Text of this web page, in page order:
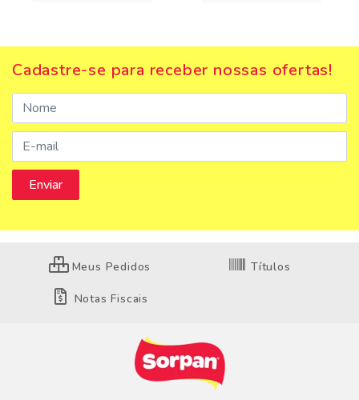
Cadastre-se para receber nossas ofertas!
Meus Pedidos Títulos
Notas Fiscais